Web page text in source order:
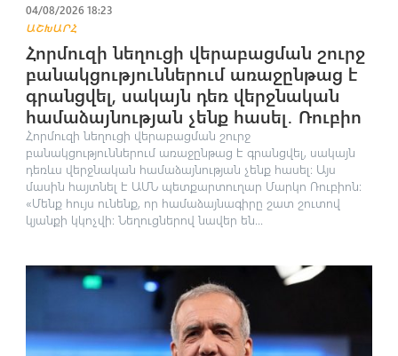
04/08/2026 18:23
ԱՇԽԱՐՀ
Հորմուզի նեղուցի վերաբացման շուրջ
բանակցություններում առաջընթաց է
գրանցվել, սակայն դեռ վերջնական
համաձայնության չենք հասել․ Ռուբիո
Հորմուզի նեղուցի վերաբացման շուրջ
բանակցություններում առաջընթաց է գրանցվել, սակայն
դեռևս վերջնական համաձայնության չենք հասել։ Այս
մասին հայտնել է ԱՄՆ պետքարտուղար Մարկո Ռուբիոն։
«Մենք հույս ունենք, որ համաձայնագիրը շատ շուտով
կյանքի կկոչվի։ Նեղուցներով նավեր են...